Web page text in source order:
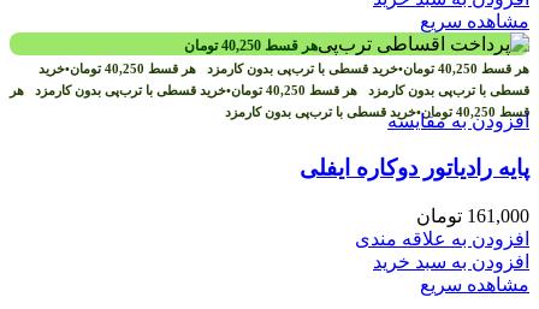
مشاهده سریع
هر قسط 40,250 تومان
هر قسط 40,250 تومان•خرید قسطی با ترب‌پی بدون کارمزد هر قسط 40,250 تومان•خرید
قسطی با ترب‌پی بدون کارمزد هر قسط 40,250 تومان•خرید قسطی با ترب‌پی بدون کارمزد هر
قسط 40,250 تومان•خرید قسطی با ترب‌پی بدون کارمزدافزودن به مقایسه
پایه رادیاتور دوکاره ایفلی
161,000 تومان
افزودن به علاقه مندی
افزودن به سبد خرید
مشاهده سریع